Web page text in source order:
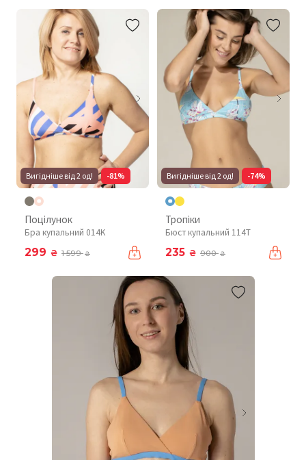
Вигідніше від 2 од! -81%
Поцілунок
Бра купальний 014K
299 ₴ 1 599₴
Вигідніше від 2 од! -74%
Тропіки
Бюст купальний 114T
235 ₴ 900₴